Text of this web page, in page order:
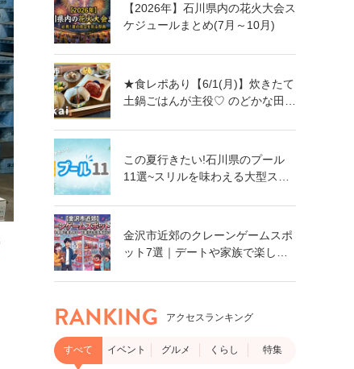
【2026年】石川県内の花火大会ス
ケジュールまとめ(7月～10月)
★食レポあり【6/1(月)】炊きたて
土鍋ごはんが主役♡ のどかな田園
「nakai」オープン！@金沢市
この夏行きたい!石川県のプール
11選~スリルを味わえる大型スラ
プールも!~
金沢市近郊のクレーンゲームスポ
ット7選｜デートや家族で楽しめ
ムセンター特集
RANKING アクセスランキング
すべて イベント グルメ くらし 特集